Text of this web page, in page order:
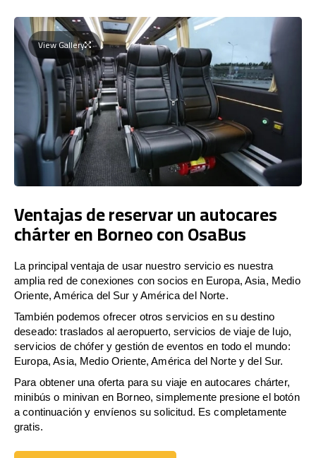
View Gallery
Ventajas de reservar un autocares
chárter en Borneo con OsaBus
La principal ventaja de usar nuestro servicio es nuestra
amplia red de conexiones con socios en Europa, Asia, Medio
Oriente, América del Sur y América del Norte.
También podemos ofrecer otros servicios en su destino
deseado: traslados al aeropuerto, servicios de viaje de lujo,
servicios de chófer y gestión de eventos en todo el mundo:
Europa, Asia, Medio Oriente, América del Norte y del Sur.
Para obtener una oferta para su viaje en autocares chárter,
minibús o minivan en Borneo, simplemente presione el botón
a continuación y envíenos su solicitud. Es completamente
gratis.